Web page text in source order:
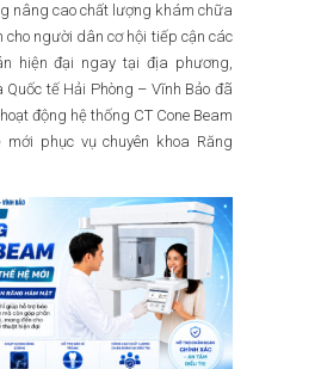
nâng cao chất lượng khám chữa
cho người dân cơ hội tiếp cận các
hiện đại ngay tại địa phương,
tế Hải Phòng – Vĩnh Bảo đã
động hệ thống CT Cone Beam
mới phục vụ chuyên khoa Răng